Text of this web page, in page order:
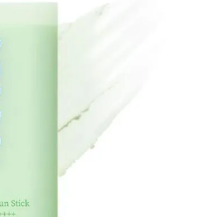
termicos